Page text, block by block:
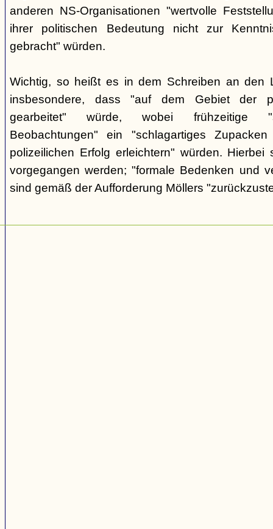
anderen NS-Organisationen "wertvolle
ihrer politischen Bedeutung nicht zur
gebracht" würden.
Wichtig, so heißt es in dem Schreiben an den
insbesondere, dass "auf dem Gebiet der
gearbeitet" würde, wobei frühzeitige
Beobachtungen" ein "schlagartiges
polizeilichen Erfolg erleichtern" würden. Hierbei
vorgegangen werden; "formale Bedenken und
sind gemäß der Aufforderung Möllers